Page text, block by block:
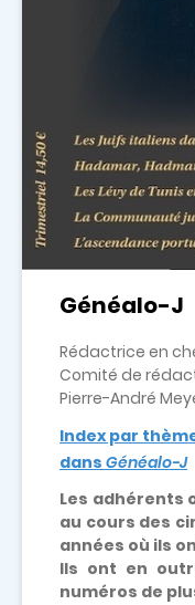
Généalo-J
Rédactrice en
Comité de
Pierre-André
Index par
dans Généalo-J
Les adhérents
au cours des
années où ils
Ils ont en
numéros de